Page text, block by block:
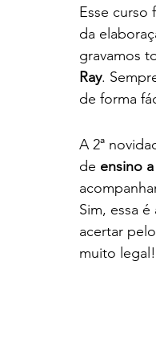
AutoCAD Revit
Esse curso
da
gravamos
Ray.
de forma
A 2ª
de ensino
Sim, essa é
acertar
muito